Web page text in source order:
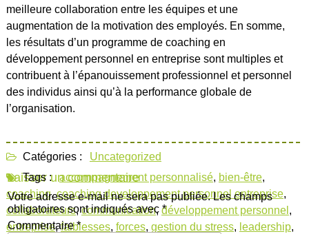
meilleure collaboration entre les équipes et une
augmentation de la motivation des employés. En somme,
les résultats d’un programme de coaching en
développement personnel en entreprise sont multiples et
contribuent à l’épanouissement professionnel et personnel
des individus ainsi qu’à la performance globale de
l’organisation.
Catégories :
Uncategorized
Tags : accompagnement personnalisé, bien-être,
coaching,coaching developpement personnel entreprise,
collaborateurs,communication,développement personnel ,
entreprise,faiblesses, forces, gestion du stress, leadership,
Laisser un commentaire
Votre adresse e-mail ne sera pas publiée. Les champs
obligatoires sont indiqués avec*
Commentaire*